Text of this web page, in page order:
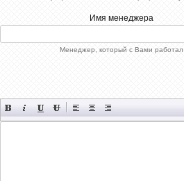
Имя менеджера
Менеджер, который с Вами работал